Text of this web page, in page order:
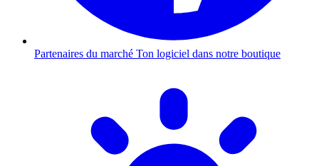
Partenaires du marché Ton logiciel dans notre boutique